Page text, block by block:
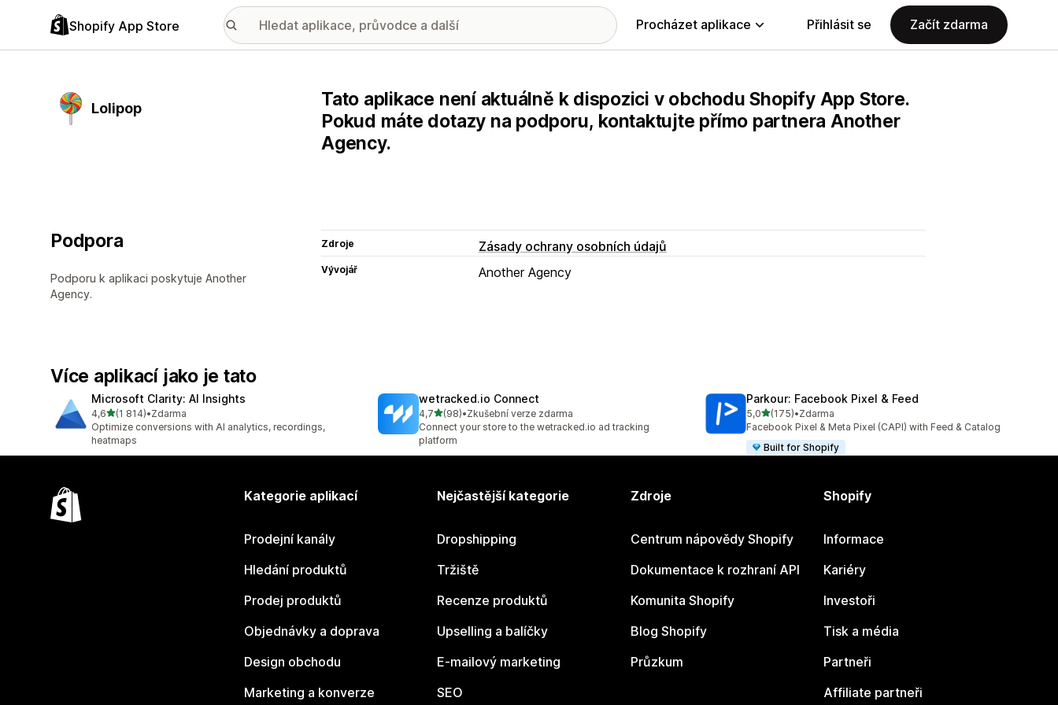
Shopify App Store Procházet aplikace Přihlásit se Začít zdarma
Lolipop
Tato aplikace není aktuálně k dispozici v obchodu Shopify App Store.
Pokud máte dotazy na podporu, kontaktujte přímo partnera Another
Agency.
Podpora
Podporu k aplikaci poskytuje Another
Agency.
Zdroje Zásady ochrany osobních údajů
Vývojář Another Agency
Více aplikací jako je tato
Microsoft Clarity: AI Insights
4,6z 5 hvězd
(1 814)
Celkový počet recenzí: 1814
•Zdarma
Optimize conversions with AI analytics, recordings,
heatmaps
wetracked.io Connect
4,7z 5 hvězd
(98)
Celkový počet recenzí: 98
•Zkušební verze zdarma
Connect your store to the wetracked.io ad tracking
platform
Parkour: Facebook Pixel & Feed
5,0z 5 hvězd
(175)
Celkový počet recenzí: 175
•Zdarma
Facebook Pixel & Meta Pixel (CAPI) with Feed & Catalog
Built for Shopify
Kategorie aplikací
Prodejní kanály
Hledání produktů
Prodej produktů
Objednávky a doprava
Design obchodu
Marketing a konverze
Nejčastější kategorie
Dropshipping
Tržiště
Recenze produktů
Upselling a balíčky
E-mailový marketing
SEO
Zdroje
Centrum nápovědy Shopify
Dokumentace k rozhraní API
Komunita Shopify
Blog Shopify
Průzkum
Shopify
Informace
Kariéry
Investoři
Tisk a média
Partneři
Affiliate partneři